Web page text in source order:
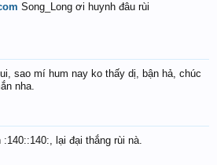
Song_Long ơi huynh đâu rùi
sao mí hum nay ko thấy dị, bận hả, chúc
nha.
lại đại thắng rùi nà.